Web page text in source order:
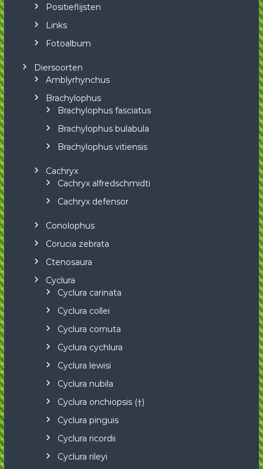
Positieflijsten
Links
Fotoalbum
Diersoorten
Amblyrhynchus
Brachylophus
Brachylophus fasciatus
Brachylophus bulabula
Brachylophus vitiensis
Cachryx
Cachryx alfredschmidti
Cachryx defensor
Conolophus
Corucia zebrata
Ctenosaura
Cyclura
Cyclura carinata
Cyclura collei
Cyclura cornuta
Cyclura cychlura
Cyclura lewisi
Cyclura nubila
Cyclura onchiopsis (†)
Cyclura pinguis
Cyclura ricordii
Cyclura rileyi